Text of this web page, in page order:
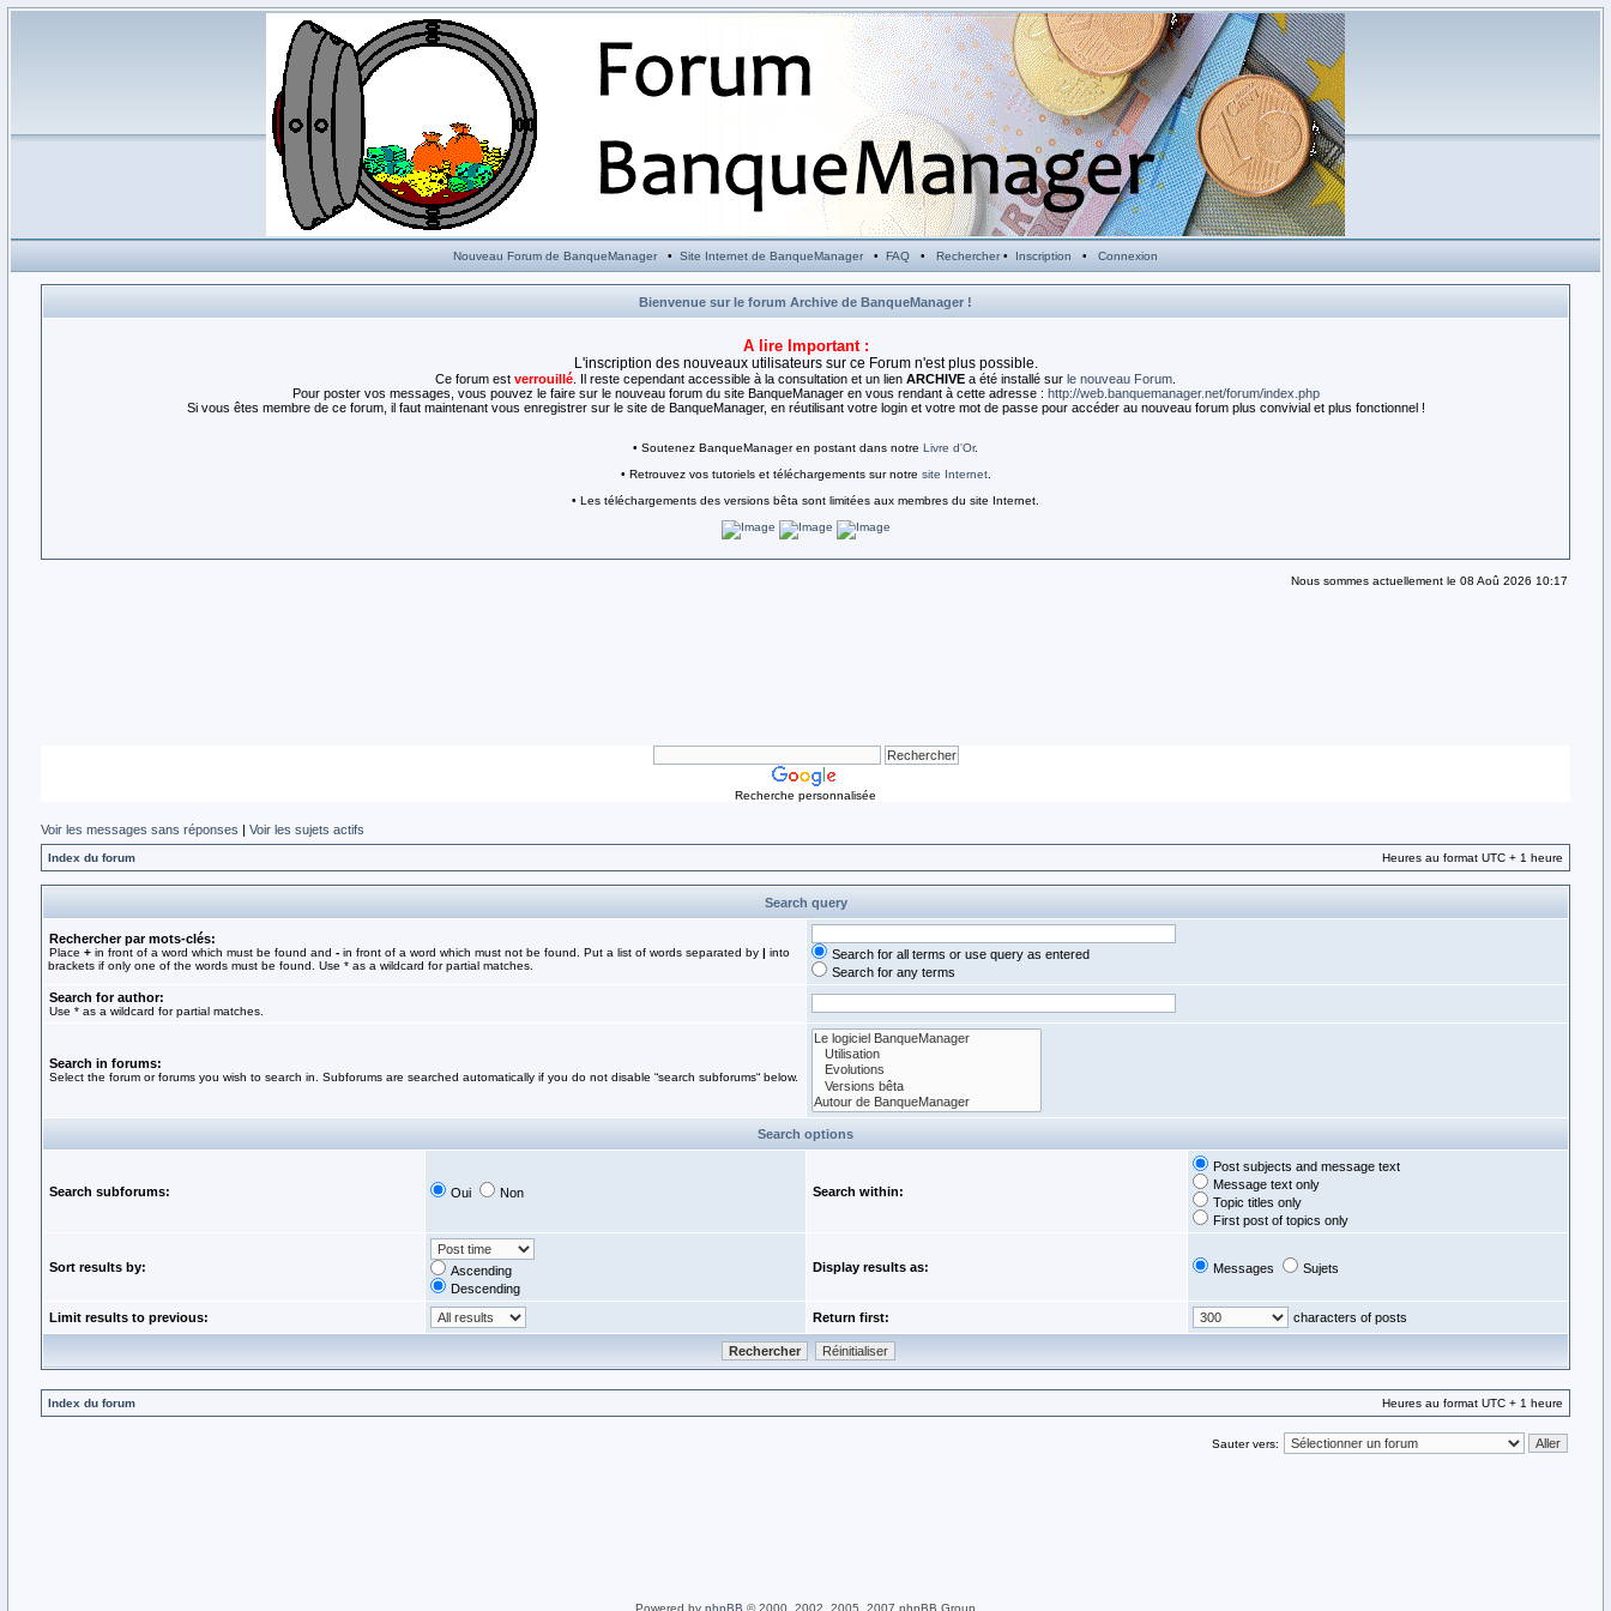
Nouveau Forum de BanqueManager• Site Internet de BanqueManager• FAQ • Rechercher• Inscription • Connexion
Bienvenue sur le forum Archive de BanqueManager !
A lire Important :
L'inscription des nouveaux utilisateurs sur ce Forum n'est plus possible.
Ce forum est verrouillé . Il reste cependant accessible à la consultation et un lien ARCHIVE a été installé sur le nouveau Forum
Pour poster vos messages, vous pouvez le faire sur le nouveau forum du site BanqueManager en vous rendant à cette adresse : http://web.banquemanager.net/forum/index.php
Si vous êtes membre de ce forum, il faut maintenant vous enregistrer sur le site de BanqueManager, en réutilisant votre login et votre mot de passe pour accéder au nouveau forum plus convivial et plus fonctionnel !
• Soutenez BanqueManager en postant dans notre Livre d'Or.
• Retrouvez vos tutoriels et téléchargements sur notre site Internet.
• Les téléchargements des versions bêta sont limitées aux membres du site Internet.
Nous sommes actuellement le 08 Aoû 2026 10:17
Recherche personnalisée
Voir les messages sans réponses | Voir les sujets actifs
Index du forum Heures au format UTC + 1 heure
Search query
Rechercher par mots-clés:
Place + in front of a word which must be found and - in front of a word which must not be found. Put a list of words separated by | into
brackets if only one of the words must be found. Use * as a wildcard for partial matches.
Search for all terms or use query as entered
Search for any terms
Search for author:
Use * as a wildcard for partial matches.
Search in forums:
Select the forum or forums you wish to search in. Subforums are searched automatically if you do not disable “search subforums“ below.
Search options
Search subforums: Oui Non Search within:
Post subjects and message text
Message text only
Topic titles only
First post of topics only
Sort results by:
Ascending
Descending
Display results as: Messages Sujets
Limit results to previous: Return first: characters of posts
Index du forum Heures au format UTC + 1 heure
Sauter vers:
Powered by phpBB © 2000, 2002, 2005, 2007 phpBB Group